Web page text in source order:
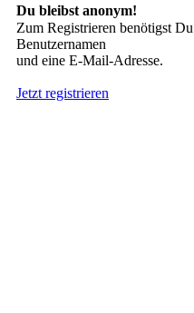
Du bleibst anonym!
Zum Registrieren benötigst
Benutzernamen
und eine E-Mail-Adresse.
Jetzt registrieren